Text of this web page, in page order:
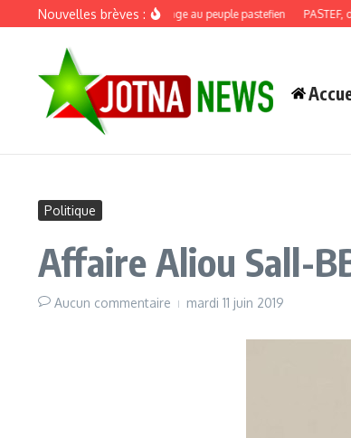
Aller au contenu
Nouvelles brèves :
Discours de recadrage au peuple pastefien PASTEF,
Politique
Affaire Aliou Sall-
Aucun commentaire mardi 11 juin 2019